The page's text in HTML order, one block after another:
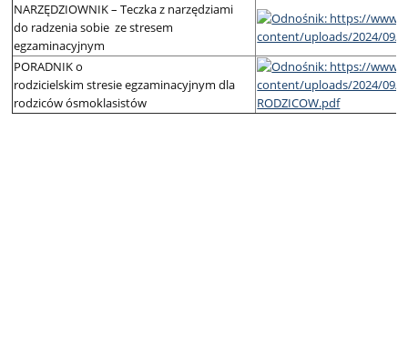
NARZĘDZIOWNIK – Teczka z narzędziami
do radzenia sobie ze stresem
egzaminacyjnym
PORADNIK o
rodzicielskim stresie egzaminacyjnym dla
rodziców ósmoklasistów